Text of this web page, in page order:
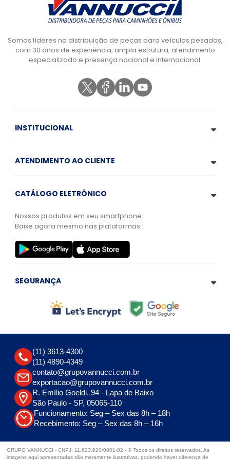
Somos líderes na distribuição de peças para veículos pesados,
com 30 anos de experiência, ampla estrutura, atendimento
especializado e presença nacional e internacional.
INSTITUCIONAL
ATENDIMENTO AO CLIENTE
CATÁLOGO ELETRÔNICO
Nossos produtos em seu smartphone.
Baixe agora mesmo nas plataformas:
SEGURANÇA
(11) 3613-4300
(11) 4890-4349
contato@grupovannucci.com.br
exportacao@grupovannucci.com.br
R. Emílio Goeldi, 94 - Lapa de Baixo
São Paulo - SP, 05065-110
Funcionamento: Seg – Sex das 8h – 18h
Recebimento: Seg – Sex das 8h – 16h
GRUPO VANNUCCI - CNPJ: 11.623.920/0001-82 - © Todos os direitos reservados. As
imagens aqui apresentadas são meramente ilustrativas, podendo haver diferença de